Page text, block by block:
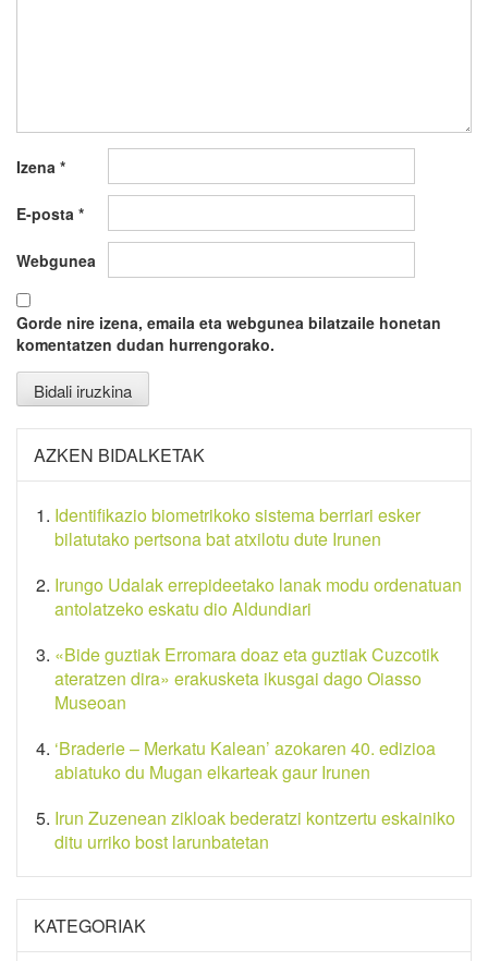
Izena *
E-posta *
Webgunea
Gorde nire izena, emaila eta webgunea bilatzaile honetan
komentatzen dudan hurrengorako.
AZKEN BIDALKETAK
Identifikazio biometrikoko sistema berriari esker
bilatutako pertsona bat atxilotu dute Irunen
Irungo Udalak errepideetako lanak modu ordenatuan
antolatzeko eskatu dio Aldundiari
«Bide guztiak Erromara doaz eta guztiak Cuzcotik
ateratzen dira» erakusketa ikusgai dago Oiasso
Museoan
‘Braderie – Merkatu Kalean’ azokaren 40. edizioa
abiatuko du Mugan elkarteak gaur Irunen
Irun Zuzenean zikloak bederatzi kontzertu eskainiko
ditu urriko bost larunbatetan
KATEGORIAK